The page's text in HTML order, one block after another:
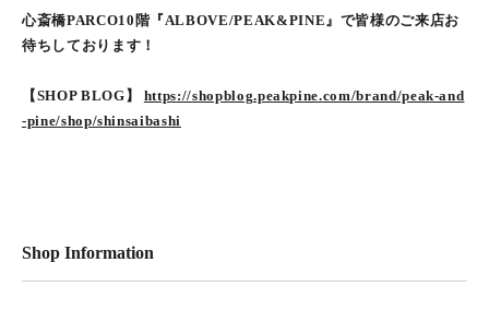
心斎橋PARCO10階『ALBOVE/PEAK&PINE』で皆様のご来店お
待ちしております！
【SHOP BLOG】 https://shopblog.peakpine.com/brand/peak-and
-pine/shop/shinsaibashi
Shop Information